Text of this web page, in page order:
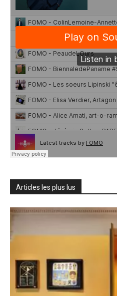
Articles les plus lus